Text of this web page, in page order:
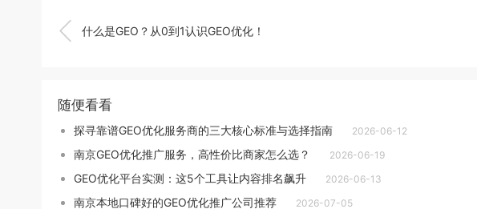
 什么是GEO？从0到1认识GEO优化！
随便看看
探寻靠谱GEO优化服务商的三大核心标准与选择指南 2026-06-12
南京GEO优化推广服务，高性价比商家怎么选？ 2026-06-19
GEO优化平台实测：这5个工具让内容排名飙升 2026-06-13
南京本地口碑好的GEO优化推广公司推荐 2026-07-05